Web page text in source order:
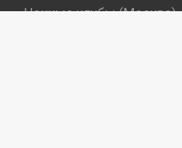
Ночные клубы (Москва)